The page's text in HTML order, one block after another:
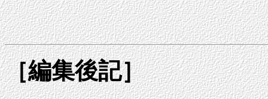
［編集後記］